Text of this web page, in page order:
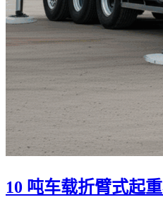
10 吨车载折臂式起